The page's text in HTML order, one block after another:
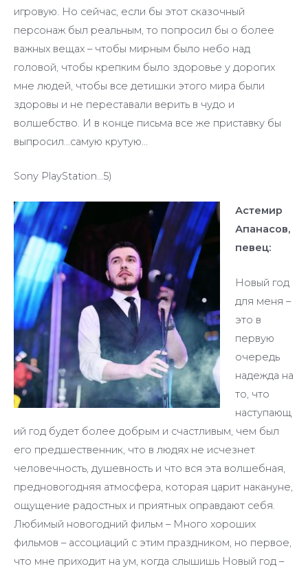
игровую. Но сейчас, если бы этот сказочный
персонаж был реальным, то попросил бы о более
важных вещах – чтобы мирным было небо над
головой, чтобы крепким было здоровье у дорогих
мне людей, чтобы все детишки этого мира были
здоровы и не переставали верить в чудо и
волшебство. И в конце письма все же приставку бы
выпросил…самую крутую…
Sony PlayStation…5)
Астемир
Апанасов,
певец:
Новый год
для меня –
это в
первую
очередь
надежда на
то, что
наступающ
ий год будет более добрым и счастливым, чем был
его предшественник, что в людях не исчезнет
человечность, душевность и что вся эта волшебная,
предновогодняя атмосфера, которая царит накануне,
ощущение радостных и приятных оправдают себя.
Любимый новогодний фильм – Много хороших
фильмов – ассоциаций с этим праздником, но первое,
что мне приходит на ум, когда слышишь Новый год –